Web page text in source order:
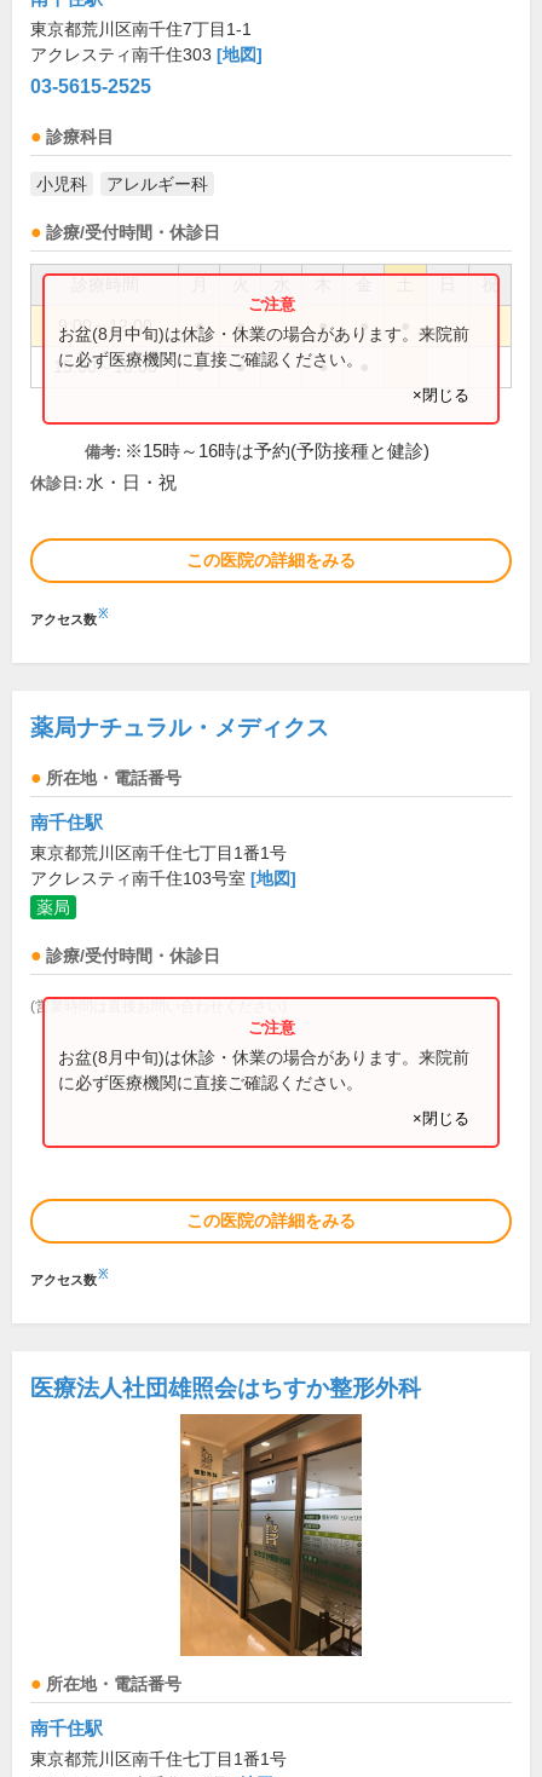
東京都荒川区南千住7丁目1-1
アクレスティ南千住303 [地図]
03-5615-2525
診療科目
小児科 アレルギー科
診療/受付時間・休診日
祝
9:00～12:00 ● ● ● ●
15:00～18:00 ● ● ●
お盆(8月中旬)は休診・休業の場合があります。来院前
に必ず医療機関に直接ご確認ください。
×閉じる
備考: ※15時～16時は予約(予防接種と健診)
休診日: 水・日・祝
この医院の詳細をみる
アクセス数※
薬局ナチュラル・メディクス
所在地・電話番号
南千住駅
東京都荒川区南千住七丁目1番1号
アクレスティ南千住103号室 [地図]
薬局
診療/受付時間・休診日
(営業時間は直接お問い合わせください)
お盆(8月中旬)は休診・休業の場合があります。来院前
に必ず医療機関に直接ご確認ください。
×閉じる
この医院の詳細をみる
アクセス数※
医療法人社団雄照会はちすか整形外科
所在地・電話番号
南千住駅
東京都荒川区南千住七丁目1番1号